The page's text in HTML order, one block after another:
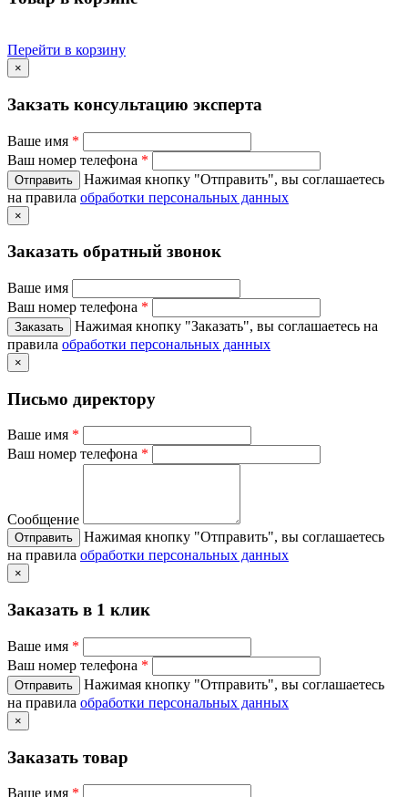
Перейти в корзину
×
Закзать консультацию эксперта
Ваше имя *
Ваш номер телефона *
Нажимая кнопку "Отправить", вы соглашаетесь
на правила обработки персональных данных
×
Заказать обратный звонок
Ваше имя
Ваш номер телефона *
Нажимая кнопку "Заказать", вы соглашаетесь на
правила обработки персональных данных
×
Письмо директору
Ваше имя *
Ваш номер телефона *
Сообщение
Нажимая кнопку "Отправить", вы соглашаетесь
на правила обработки персональных данных
×
Заказать в 1 клик
Ваше имя *
Ваш номер телефона *
Нажимая кнопку "Отправить", вы соглашаетесь
на правила обработки персональных данных
×
Заказать товар
Ваше имя *